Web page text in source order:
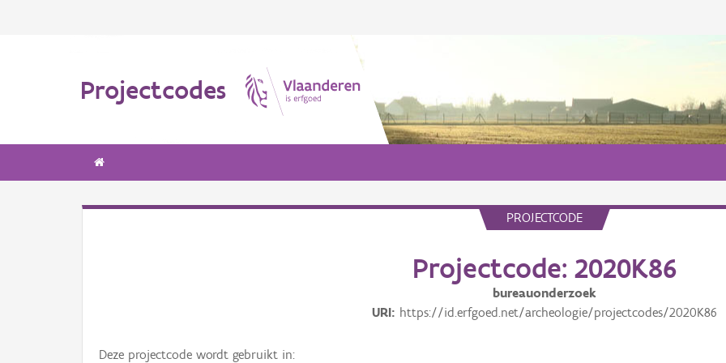
Projectcodes
PROJECTCODE
Projectcode: 2020K86
bureauonderzoek
URI https://id.erfgoed.net/archeologie/projectcodes/2020K86
Deze projectcode wordt gebruikt in: